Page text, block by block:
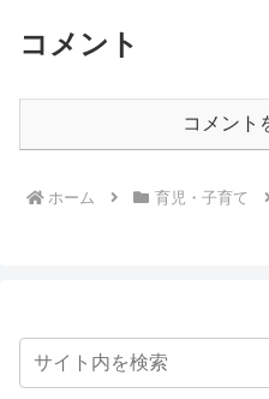
コメント
コメント
ホーム 育児・子育て